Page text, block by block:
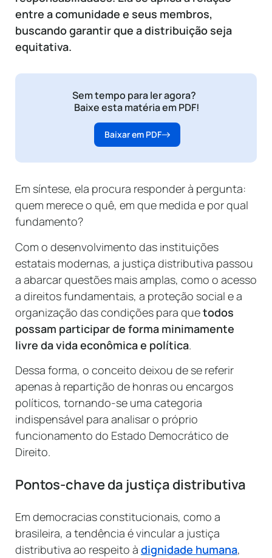
entre a comunidade e seus membros,
buscando garantir que a distribuição seja
equitativa.
Sem tempo para ler agora?
Baixe esta matéria em PDF!
Baixar em PDF
Em síntese, ela procura responder à pergunta:
quem merece o quê, em que medida e por qual
fundamento?
Com o desenvolvimento das instituições
estatais modernas, a justiça distributiva passou
a abarcar questões mais amplas, como o acesso
a direitos fundamentais, a proteção social e a
organização das condições para quetodos
possam participar de forma minimamente
livre da vida econômica e política.
Dessa forma, o conceito deixou de se referir
apenas à repartição de honras ou encargos
políticos, tornando-se uma categoria
indispensável para analisar o próprio
funcionamento do Estado Democrático de
Direito.
Pontos-chave da justiça distributiva
Em democracias constitucionais, como a
brasileira, a tendência é vincular a justiça
distributiva ao respeito à dignidade humana,